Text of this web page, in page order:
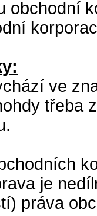
obchodní
ve
třeba
je
práva